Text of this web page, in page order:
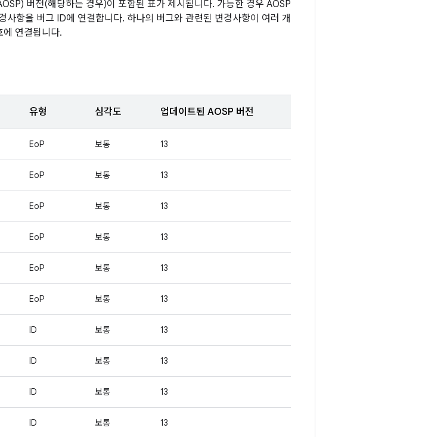
버전(해당하는 경우)이 포함된 표가 제시됩니다. 가능한 경우 AOSP
사항을 버그 ID에 연결합니다. 하나의 버그와 관련된 변경사항이 여러 개
연결됩니다.
유형 심각도 업데이트된 AOSP 버전
EoP 보통 13
EoP 보통 13
EoP 보통 13
EoP 보통 13
EoP 보통 13
EoP 보통 13
ID 보통 13
ID 보통 13
ID 보통 13
ID 보통 13